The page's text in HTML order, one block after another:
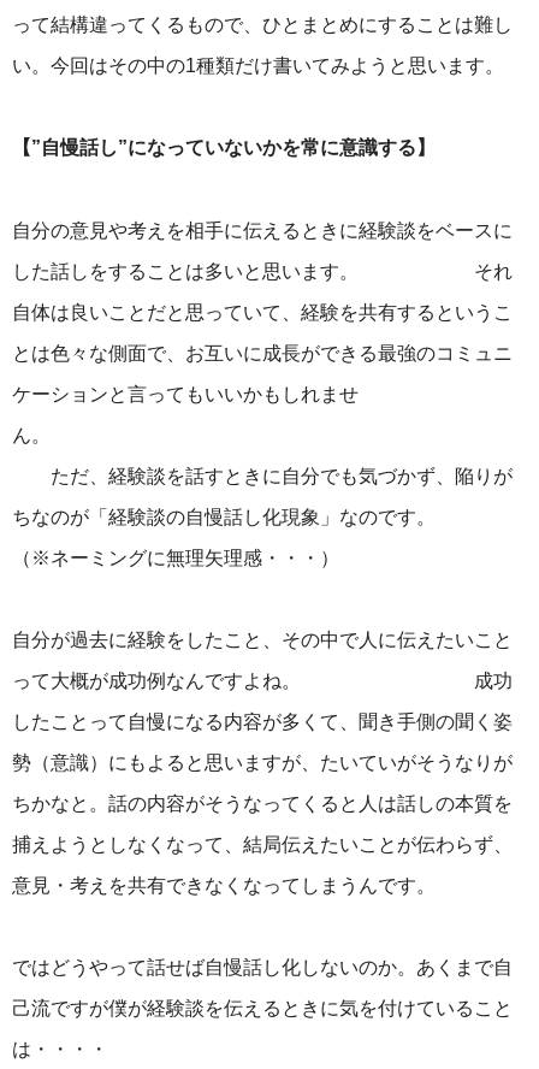
って結構違ってくるもので、ひとまとめにすることは難し
い。今回はその中の1種類だけ書いてみようと思います。
【”自慢話し”になっていないかを常に意識する】
自分の意見や考えを相手に伝えるときに経験談をベースに
した話しをすることは多いと思います。 それ
自体は良いことだと思っていて、経験を共有するというこ
とは色々な側面で、お互いに成長ができる最強のコミュニ
ケーションと言ってもいいかもしれませ
ん。
ただ、経験談を話すときに自分でも気づかず、陥りが
ちなのが「経験談の自慢話し化現象」なのです。
（※ネーミングに無理矢理感・・・）
自分が過去に経験をしたこと、その中で人に伝えたいこと
って大概が成功例なんですよね。 成功
したことって自慢になる内容が多くて、聞き手側の聞く姿
勢（意識）にもよると思いますが、たいていがそうなりが
ちかなと。話の内容がそうなってくると人は話しの本質を
捕えようとしなくなって、結局伝えたいことが伝わらず、
意見・考えを共有できなくなってしまうんです。
ではどうやって話せば自慢話し化しないのか。あくまで自
己流ですが僕が経験談を伝えるときに気を付けていること
は・・・・